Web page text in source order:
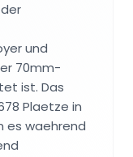
und
70mm-
ist. Das
Plaetze in
es waehrend